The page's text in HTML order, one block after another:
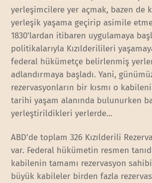
yerleşimcilere yer açmak, bazen de
yerleşik yaşama geçirip asimile
1830’lardan itibaren uygulamaya
politikalarıyla Kızılderilileri
federal hükümetçe belirlenmiş
adlandırmaya başladı. Yani,
rezervasyonların bir kısmı o
tarihi yaşam alanında bulunurken
yerleştirildikleri yerlerde…
ABD’de toplam 326 Kızılderili
var. Federal hükümetin resmen
kabilenin tamamı rezervasyon sahibi
büyük kabileler birden fazla